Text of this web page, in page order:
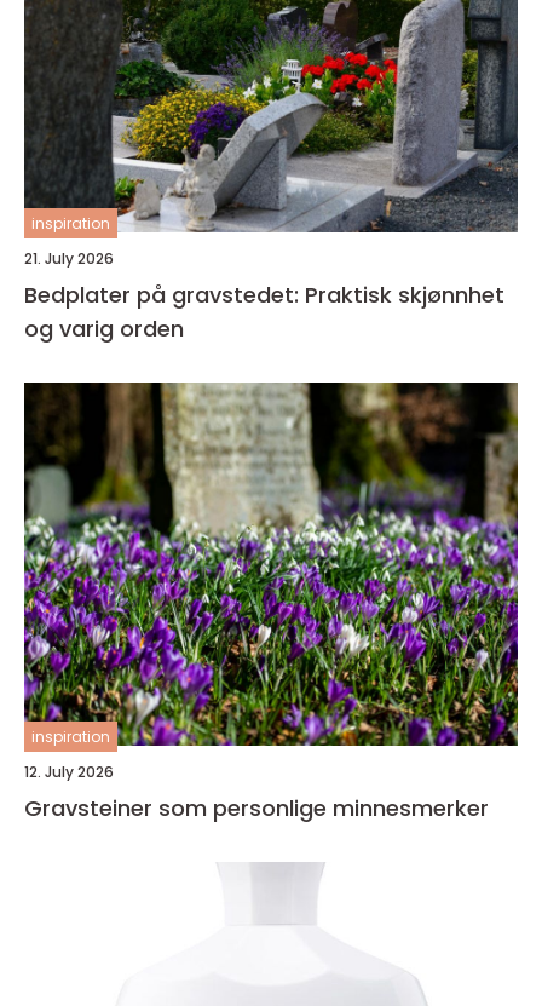
inspiration
21. July 2026
Bedplater på gravstedet: Praktisk skjønnhet
og varig orden
inspiration
12. July 2026
Gravsteiner som personlige minnesmerker